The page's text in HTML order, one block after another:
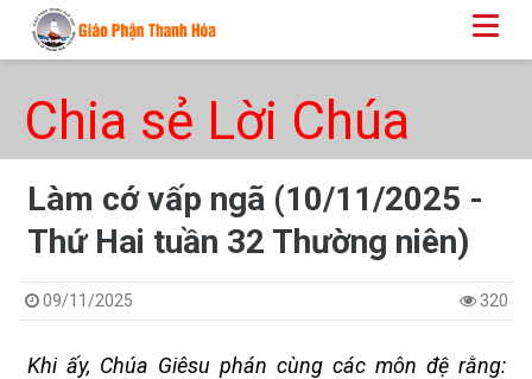
Chia sẻ Lời Chúa
Làm cớ vấp ngã (10/11/2025 -
Thứ Hai tuần 32 Thường niên)
09/11/2025 320
Khi ấy, Chúa Giêsu phán cùng các môn đệ rằng: